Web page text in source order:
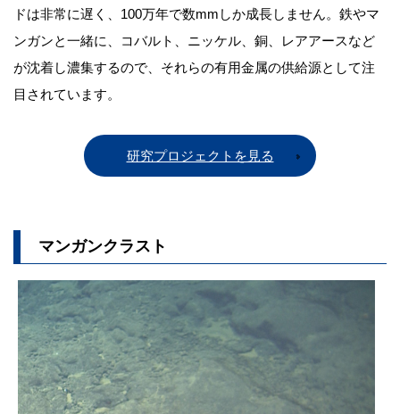
ドは非常に遅く、100万年で数mmしか成長しません。鉄やマ
ンガンと一緒に、コバルト、ニッケル、銅、レアアースなど
が沈着し濃集するので、それらの有用金属の供給源として注
目されています。
研究プロジェクトを見る
マンガンクラスト